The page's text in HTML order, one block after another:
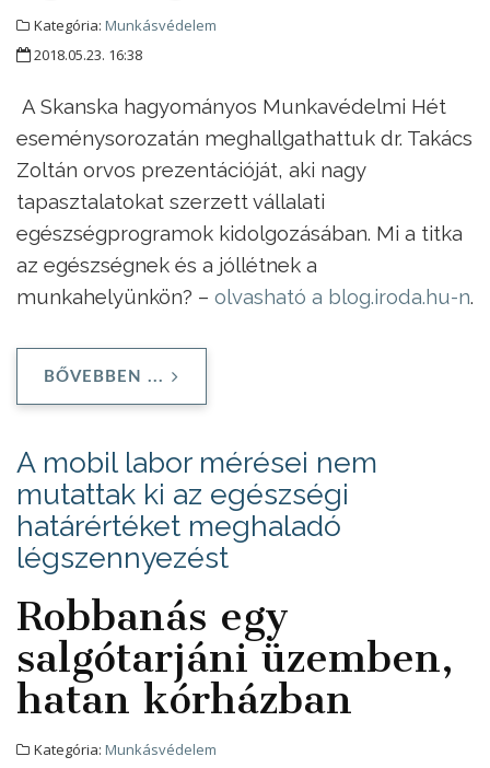
Kategória: Munkásvédelem
2018.05.23. 16:38
A Skanska hagyományos Munkavédelmi Hét
eseménysorozatán meghallgathattuk dr. Takács
Zoltán orvos prezentációját, aki nagy
tapasztalatokat szerzett vállalati
egészségprogramok kidolgozásában. Mi a titka
az egészségnek és a jóllétnek a
munkahelyünkön? – olvasható a blog.iroda.hu-n.
BŐVEBBEN ...
A mobil labor mérései nem
mutattak ki az egészségi
határértéket meghaladó
légszennyezést
Robbanás egy
salgótarjáni üzemben,
hatan kórházban
Kategória: Munkásvédelem